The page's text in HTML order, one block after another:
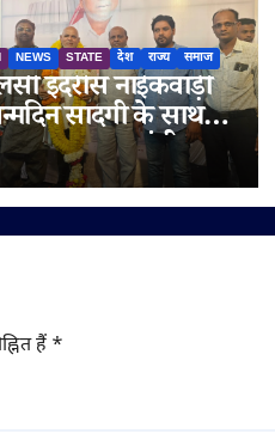
NEWS STATE देश राज्य समाज
इदरीस नाईकवाड़ी
सादगी के साथ
गया, उपमुख्यमंत्री
अजित पवार समेत कई
लोगों ने दी
हैं *